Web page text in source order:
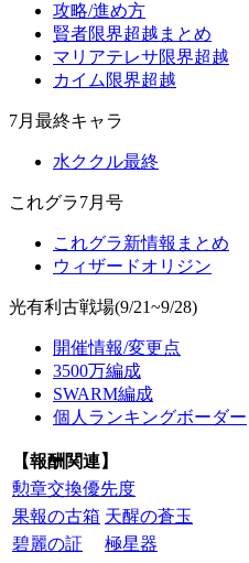
攻略/進め方
賢者限界超越まとめ
マリアテレサ限界超越
カイム限界超越
7月最終キャラ
水ククル最終
これグラ7月号
これグラ新情報まとめ
ウィザードオリジン
光有利古戦場(9/21~9/28)
開催情報/変更点
3500万編成
SWARM編成
個人ランキングボーダー
【報酬関連】
勲章交換優先度
果報の古箱 天醒の蒼玉
碧麗の証
極星器